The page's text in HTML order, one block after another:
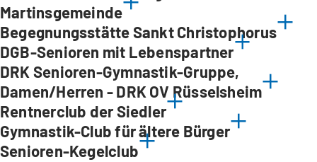
Martinsgemeinde
Begegnungsstätte Sankt Christophorus
DGB-Senioren mit Lebenspartner
DRK Senioren-Gymnastik-Gruppe,
Damen/Herren - DRK OV Rüsselsheim
Rentnerclub der Siedler
Gymnastik-Club für ältere Bürger
Senioren-Kegelclub